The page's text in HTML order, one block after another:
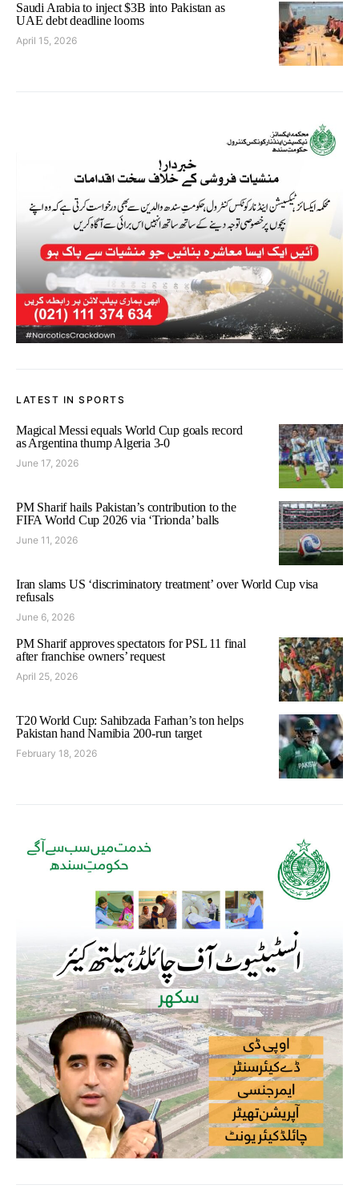
Saudi Arabia to inject $3B into Pakistan as
UAE debt deadline looms
April 15, 2026
LATEST IN SPORTS
Magical Messi equals World Cup goals record
as Argentina thump Algeria 3-0
June 17, 2026
PM Sharif hails Pakistan’s contribution to the
FIFA World Cup 2026 via ‘Trionda’ balls
June 11, 2026
Iran slams US ‘discriminatory treatment’ over World Cup visa
refusals
June 6, 2026
PM Sharif approves spectators for PSL 11 final
after franchise owners’ request
April 25, 2026
T20 World Cup: Sahibzada Farhan’s ton helps
Pakistan hand Namibia 200-run target
February 18, 2026